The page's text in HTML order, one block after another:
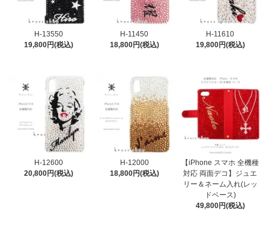
H-13550
19,800円(税込)
H-11450
18,800円(税込)
H-11610
19,800円(税込)
H-12600
20,800円(税込)
H-12000
18,800円(税込)
【iPhone スマホ 全機種
対応 両面デコ】ジュエ
リー＆ネーム入れ(レッ
ドベース)
49,800円(税込)